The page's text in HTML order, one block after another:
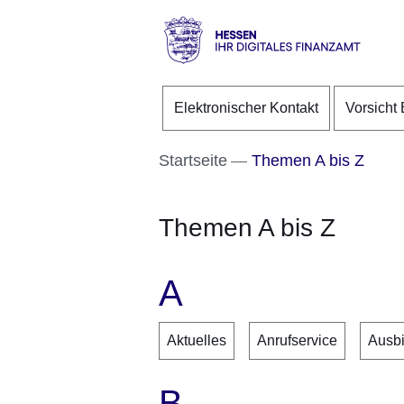
Direkt zum Kopf der
Direkt zum Inhalt
Direkt zum Fuß der
Ihr
Finanzamt
Elektronischer Kontakt Vorsicht
Startseite Themen A bis Z
Themen A bis Z
A
Aktuelles Anrufservice